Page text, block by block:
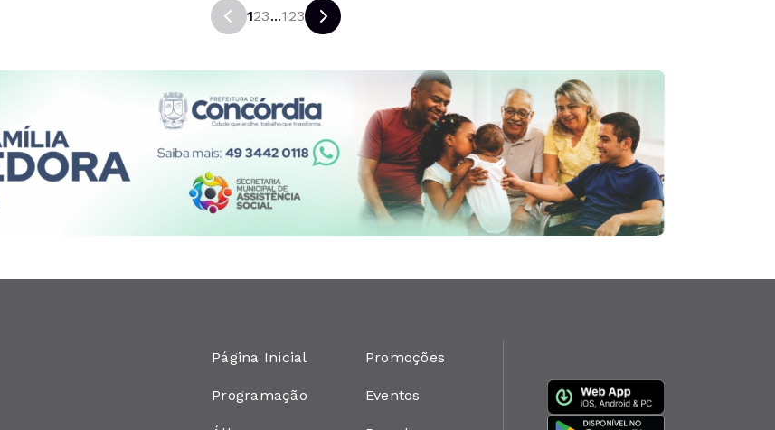
123...123
Página Inicial
Programação
Promoções
Eventos